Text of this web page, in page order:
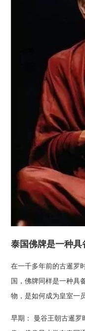
泰国佛牌是一种具
在一千多年前的古暹罗
国，佛牌同样是一种具
物，是如何成为皇室一
早期： 曼谷王朝古暹罗